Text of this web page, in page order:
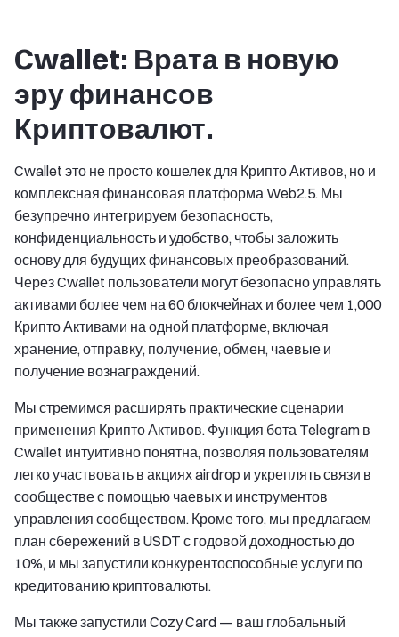
Cwallet: Врата в новую
эру финансов
Криптовалют.
Cwallet это не просто кошелек для Крипто Активов, но и
комплексная финансовая платформа Web2.5. Мы
безупречно интегрируем безопасность,
конфиденциальность и удобство, чтобы заложить
основу для будущих финансовых преобразований.
Через Cwallet пользователи могут безопасно управлять
активами более чем на 60 блокчейнах и более чем 1,000
Крипто Активами на одной платформе, включая
хранение, отправку, получение, обмен, чаевые и
получение вознаграждений.
Мы стремимся расширять практические сценарии
применения Крипто Активов. Функция бота Telegram в
Cwallet интуитивно понятна, позволяя пользователям
легко участвовать в акциях airdrop и укреплять связи в
сообществе с помощью чаевых и инструментов
управления сообществом. Кроме того, мы предлагаем
план сбережений в USDT с годовой доходностью до
10%, и мы запустили конкурентоспособные услуги по
кредитованию криптовалюты.
Мы также запустили Cozy Card — ваш глобальный